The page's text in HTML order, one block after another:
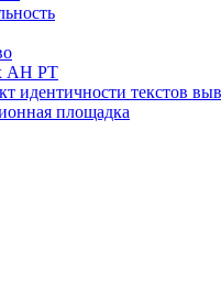
АН РТ
идентичности текстов
площадка